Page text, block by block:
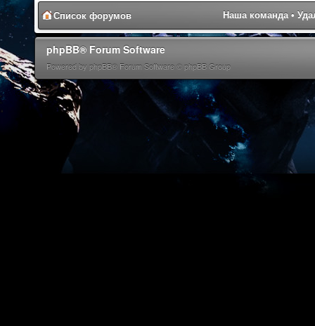
Список форумов Наша команда•
phpBB® Forum Software
Powered by phpBB® Forum Software © phpBB Group